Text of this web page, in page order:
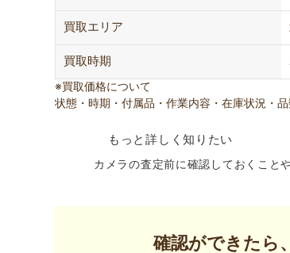
買取エリア
買取時期
※買取価格について
状態・時期・付属品・作業内容・在庫状況・
もっと詳しく知りたい
カメラの査定前に確認しておくこと
確認ができたら